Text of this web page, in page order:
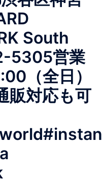
South
5305営業
（全日）
販対応も可